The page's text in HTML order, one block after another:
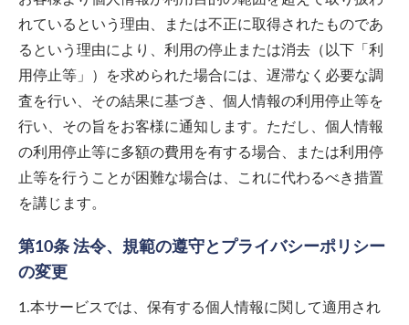
れているという理由、または不正に取得されたものであ
るという理由により、利用の停止または消去（以下「利
用停止等」）を求められた場合には、遅滞なく必要な調
査を行い、その結果に基づき、個人情報の利用停止等を
行い、その旨をお客様に通知します。ただし、個人情報
の利用停止等に多額の費用を有する場合、または利用停
止等を行うことが困難な場合は、これに代わるべき措置
を講じます。
第10条 法令、規範の遵守とプライバシーポリシー
の変更
1.本サービスでは、保有する個人情報に関して適用され